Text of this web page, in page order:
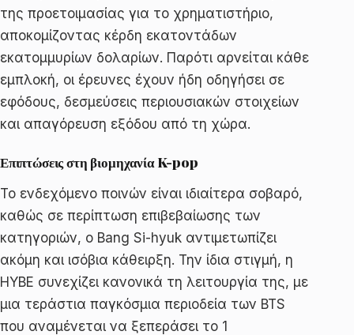
της προετοιμασίας για το χρηματιστήριο,
αποκομίζοντας κέρδη εκατοντάδων
εκατομμυρίων δολαρίων. Παρότι αρνείται κάθε
εμπλοκή, οι έρευνες έχουν ήδη οδηγήσει σε
εφόδους, δεσμεύσεις περιουσιακών στοιχείων
και απαγόρευση εξόδου από τη χώρα.
Επιπτώσεις στη βιομηχανία K-pop
Το ενδεχόμενο ποινών είναι ιδιαίτερα σοβαρό,
καθώς σε περίπτωση επιβεβαίωσης των
κατηγοριών, ο Bang Si-hyuk αντιμετωπίζει
ακόμη και ισόβια κάθειρξη. Την ίδια στιγμή, η
HYBE συνεχίζει κανονικά τη λειτουργία της, με
μια τεράστια παγκόσμια περιοδεία των BTS
που αναμένεται να ξεπεράσει το 1